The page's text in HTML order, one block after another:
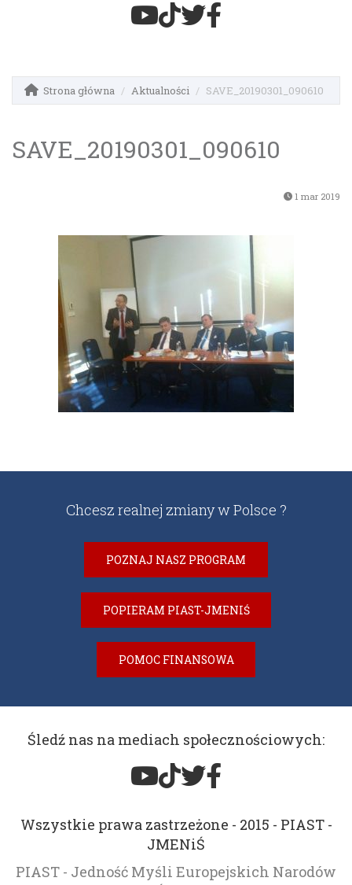
Strona główna Aktualności SAVE_20190301_090610
SAVE_20190301_090610
1 mar 2019
Chcesz realnej zmiany w Polsce ?
POZNAJ NASZ PROGRAM
POPIERAM PIAST-JMENIŚ
POMOC FINANSOWA
Śledź nas na mediach społecznościowych:
Wszystkie prawa zastrzeżone - 2015 - PIAST -
JMENiŚ
PIAST - Jedność Myśli Europejskich Narodów